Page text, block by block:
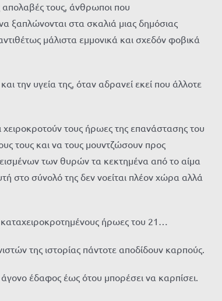
απολαβές τους, άνθρωποι που
ξαπλώνονται στα σκαλιά μιας δημόσιας
μάλιστα εμμονικά και σχεδόν φοβικά
την υγεία της, όταν αδρανεί εκεί που άλλοτε
τους ήρωες της επανάστασης του
τους και να τους μουντζώσουν προς
των θυρών τα κεκτημένα από το αίμα
στο σύνολό της δεν νοείται πλέον χώρα αλλά
ήρωες του 21…
της ιστορίας πάντοτε αποδίδουν καρπούς.
έδαφος έως ότου μπορέσει να καρπίσει.